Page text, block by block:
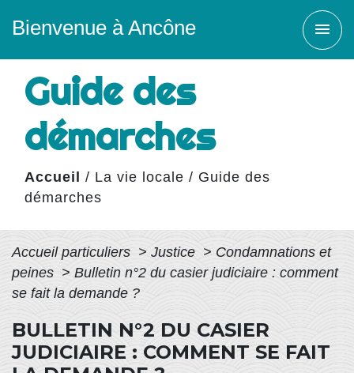
Bienvenue à Ancône menu
Guide des
démarches
Accueil / La vie locale / Guide des
démarches
Accueil particuliers > Justice > Condamnations et
peines > Bulletin n°2 du casier judiciaire : comment
se fait la demande ?
BULLETIN N°2 DU CASIER
JUDICIAIRE : COMMENT SE FAIT